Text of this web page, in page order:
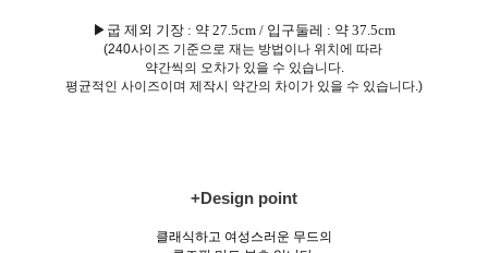
▶굽 제외 기장 : 약 27.5cm / 입구둘레 : 약 37.5cm
(240사이즈 기준으로 재는 방법이나 위치에 따라
약간씩의 오차가 있을 수 있습니다.
평균적인 사이즈이며 제작시 약간의 차이가 있을 수 있습니다.)
+Design point
클래식하고 여성스러운 무드의